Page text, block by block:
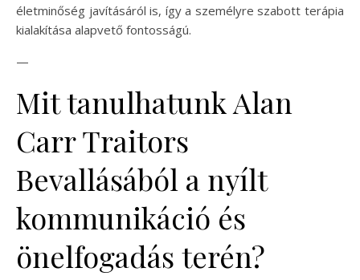
életminőség javításáról is, így a személyre szabott terápia
kialakítása alapvető fontosságú.
—
Mit tanulhatunk Alan
Carr Traitors
Bevallásából a nyílt
kommunikáció és
önelfogadás terén?